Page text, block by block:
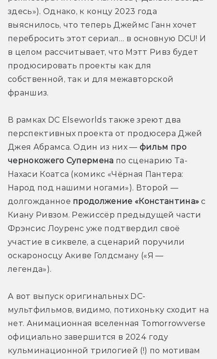
здесь»). Однако, к концу 2023 года
выяснилось, что теперь Джеймс Ганн хочет
перебросить этот сериал… в основную DCU! И
в целом рассчитывает, что Мэтт Ривз будет
продюсировать проекты как для
собственной, так и для межавторской
франшиз.
В рамках DC Elseworlds также зреют два
перспективных проекта от продюсера Джей
Джея Абрамса. Один из них — фильм про
чернокожего Супермена по сценарию Та-
Нахаси Коатса (комикс «Чёрная Пантера:
Народ под нашими ногами»). Второй —
долгожданное продолжение «Константина» с
Киану Ривзом. Режиссёр предыдущей части
Фрэнсис Лоуренс уже подтвердил своё
участие в сиквеле, а сценарий поручили
оскароносцу Акиве Голдсману («Я —
легенда»).
А вот выпуск оригинальных DC-
мультфильмов, видимо, потихоньку сходит на
нет. Анимационная вселенная Tomorrowverse
официально завершится в 2024 году
кульминационной трилогией (!) по мотивам